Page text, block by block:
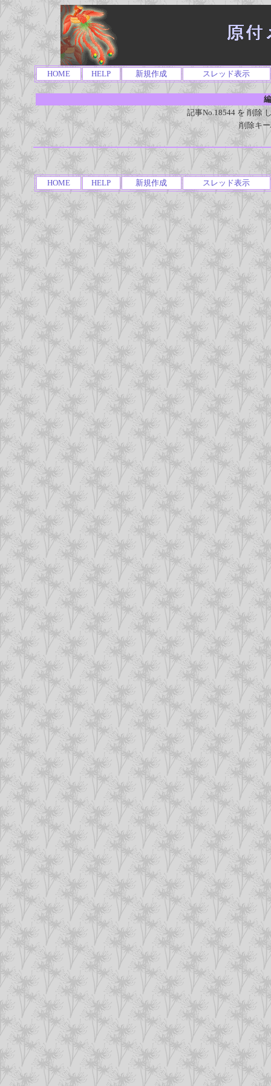
HOME HELP 新規作成 スレッド表示
記事No.18544 を 削除
削除キ
HOME HELP 新規作成 スレッド表示